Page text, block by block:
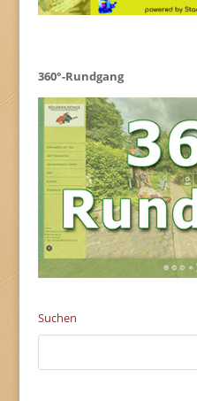
360°-Rundgang
Suchen